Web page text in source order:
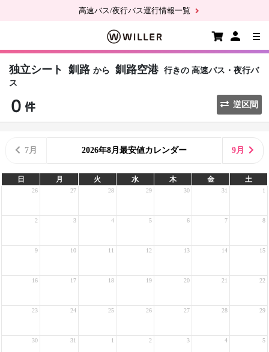
高速バス/夜行バス運行情報一覧
独立シート 釧路 から 釧路空港 行きの 高速バス・夜行バ
ス
逆区間
7月 2026年8月最安値カレンダー 9月
日 月 火 水 木 金 土
26 27 28 29 30 31 1
2 3 4 5 6 7 8
9 10 11 12 13 14 15
16 17 18 19 20 21 22
23 24 25 26 27 28 29
30 31 1 2 3 4 5